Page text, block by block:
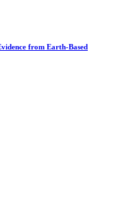
from Earth-Based